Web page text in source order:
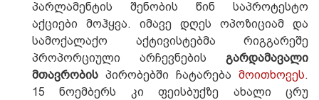
პარლამენტის შენობის წინ საპროტესტო
აქციები მოჰყვა. იმავე დღეს ოპოზიციამ და
სამოქალაქო აქტივისტებმა რიგგარეშე
პროპორციული არჩევნების გარდამავალი
მთავრობის პირობებში ჩატარება მოითხოვეს.
15 ნოემბერს კი ფეისბუქზე ახალი ცრუ